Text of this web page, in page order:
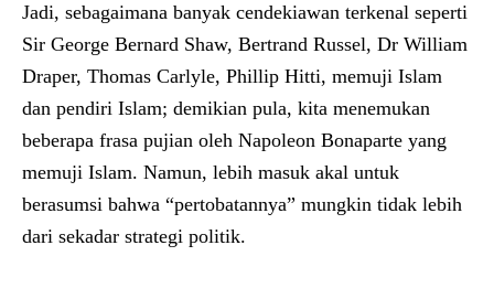
Jadi, sebagaimana banyak cendekiawan terkenal seperti
Sir George Bernard Shaw, Bertrand Russel, Dr William
Draper, Thomas Carlyle, Phillip Hitti, memuji Islam
dan pendiri Islam; demikian pula, kita menemukan
beberapa frasa pujian oleh Napoleon Bonaparte yang
memuji Islam. Namun, lebih masuk akal untuk
berasumsi bahwa “pertobatannya” mungkin tidak lebih
dari sekadar strategi politik.